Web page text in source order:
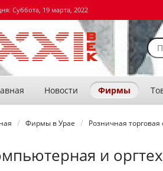
Суббота, 19 марта, 2022
Новости Фирмы
Фирмы в Урае Розничная торговая
и